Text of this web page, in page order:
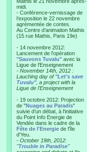
midi.
- Conférence-vernissage de
l’exposition le 22 novembre
agrémentée de contes.
Au Centre d’animation Mathis
(15 rue Mathis, Paris 19e)
- 14 novembre 2012:
Lancement de l'opération
"Sauvons Tuvalu" avec la
Ligue de l'Enseignement
- November 14th, 2012 :
Lauching day of "Let's save
Tuvalu", a project with la
Ligue de l'Enseignement
- 19 octobre 2012: Projection
de "Nuages au Paradis"
suivie d'un débat, à l'initiative
du Point Info Energie de
Vendée dans le cadre de la
Fête de l'Energie de l'île
d'Yeu.
- October 19th, 2012:
"Trouble in Paradise"